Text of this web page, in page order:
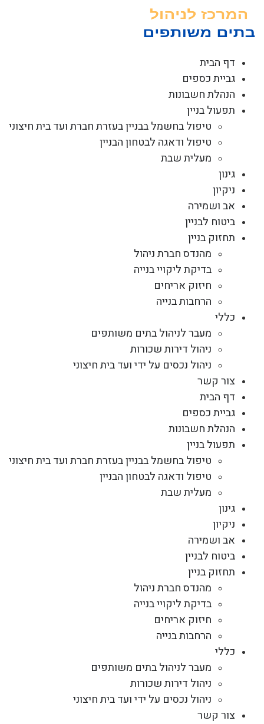
דף הבית
גביית כספים
הנהלת חשבונות
תפעול בניין
טיפול בחשמל בבניין בעזרת חברת ועד בית חיצוני
טיפול ודאגה לבטחון הבניין
מעלית שבת
גינון
ניקיון
אב ושמירה
ביטוח לבניין
תחזוק בניין
מהנדס חברת ניהול
בדיקת ליקויי בנייה
חיזוק אריחים
הרחבות בנייה
כללי
מעבר לניהול בתים משותפים
ניהול דירות שכורות
ניהול נכסים על ידי ועד בית חיצוני
צור קשר
דף הבית
גביית כספים
הנהלת חשבונות
תפעול בניין
טיפול בחשמל בבניין בעזרת חברת ועד בית חיצוני
טיפול ודאגה לבטחון הבניין
מעלית שבת
גינון
ניקיון
אב ושמירה
ביטוח לבניין
תחזוק בניין
מהנדס חברת ניהול
בדיקת ליקויי בנייה
חיזוק אריחים
הרחבות בנייה
כללי
מעבר לניהול בתים משותפים
ניהול דירות שכורות
ניהול נכסים על ידי ועד בית חיצוני
צור קשר